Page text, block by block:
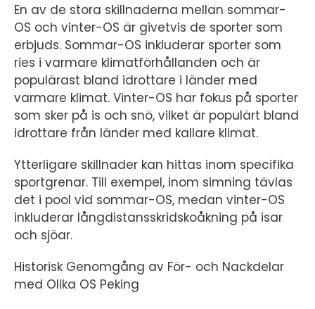
En av de stora skillnaderna mellan sommar-
OS och vinter-OS är givetvis de sporter som
erbjuds. Sommar-OS inkluderar sporter som
ries i varmare klimatförhållanden och är
populärast bland idrottare i länder med
varmare klimat. Vinter-OS har fokus på sporter
som sker på is och snö, vilket är populärt bland
idrottare från länder med kallare klimat.
Ytterligare skillnader kan hittas inom specifika
sportgrenar. Till exempel, inom simning tävlas
det i pool vid sommar-OS, medan vinter-OS
inkluderar långdistansskridskoåkning på isar
och sjöar.
Historisk Genomgång av För- och Nackdelar
med Olika OS Peking